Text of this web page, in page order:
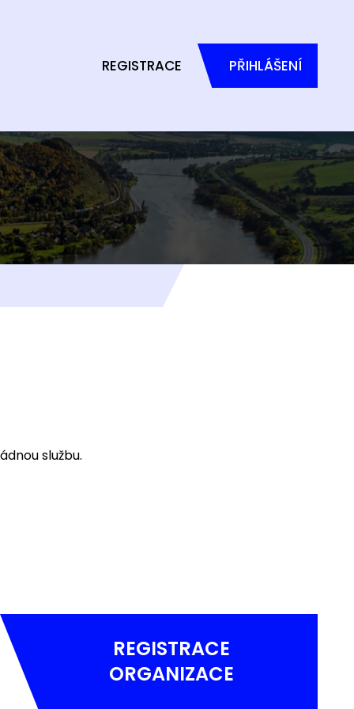
REGISTRACE PŘIHLÁŠENÍ
službu.
REGISTRACE
ORGANIZACE